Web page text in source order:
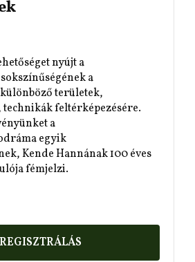
nyújt a
a
területek,
feltérképezésére.
a
egyik
Kende Hannának 100 éves
fémjelzi.
REGISZTRÁLÁS